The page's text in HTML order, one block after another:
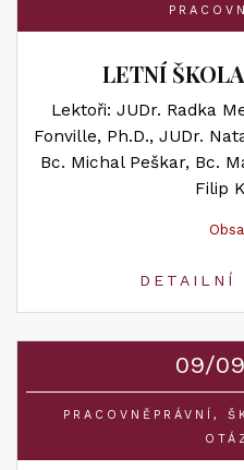
LETNÍ
Lektoři JUDr. Radka
Fonville, Ph.D. JUDr.
Bc. Michal Peškar Bc.
Filip
DETAILNÍ
09/
PRACOVNĚPRÁVNÍ